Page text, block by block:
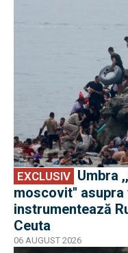
EXCLUSIV
moscovit''
instrumentează
Ceuta
06 AUGUST 2026